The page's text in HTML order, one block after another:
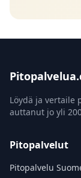
Löydä ja vertaile
auttanut jo yli
Pitopalvelut
Pitopalvelu